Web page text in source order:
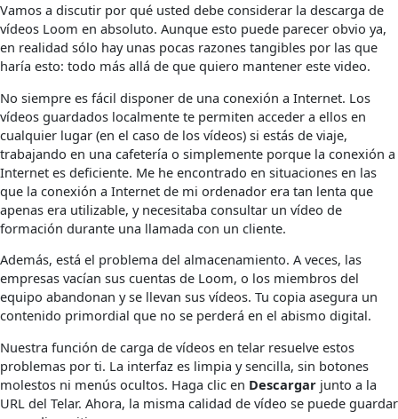
Vamos a discutir por qué usted debe considerar la descarga de
vídeos Loom en absoluto. Aunque esto puede parecer obvio ya,
en realidad sólo hay unas pocas razones tangibles por las que
haría esto: todo más allá de que quiero mantener este video.
No siempre es fácil disponer de una conexión a Internet. Los
vídeos guardados localmente te permiten acceder a ellos en
cualquier lugar (en el caso de los vídeos) si estás de viaje,
trabajando en una cafetería o simplemente porque la conexión a
Internet es deficiente. Me he encontrado en situaciones en las
que la conexión a Internet de mi ordenador era tan lenta que
apenas era utilizable, y necesitaba consultar un vídeo de
formación durante una llamada con un cliente.
Además, está el problema del almacenamiento. A veces, las
empresas vacían sus cuentas de Loom, o los miembros del
equipo abandonan y se llevan sus vídeos. Tu copia asegura un
contenido primordial que no se perderá en el abismo digital.
Nuestra función de carga de vídeos en telar resuelve estos
problemas por ti. La interfaz es limpia y sencilla, sin botones
molestos ni menús ocultos. Haga clic en Descargar junto a la
URL del Telar. Ahora, la misma calidad de vídeo se puede guardar